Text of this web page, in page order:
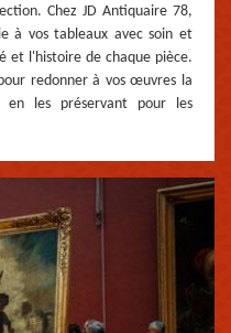
Chez JD Antiquaire 78,
à vos tableaux avec soin et
et l'histoire de chaque pièce.
redonner à vos œuvres la
en les préservant pour les